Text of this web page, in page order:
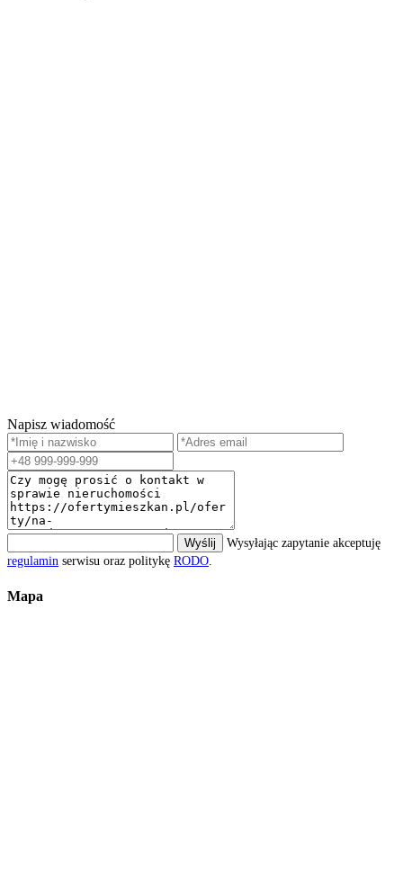
Napisz wiadomość
Wyślij
Wysyłając zapytanie akceptuję
regulamin serwisu oraz politykę RODO.
Mapa